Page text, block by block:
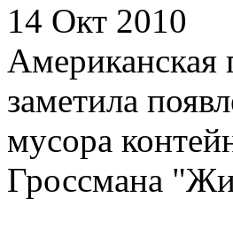
14 Окт 2010
Американская
заметила
мусора
Гроссмана